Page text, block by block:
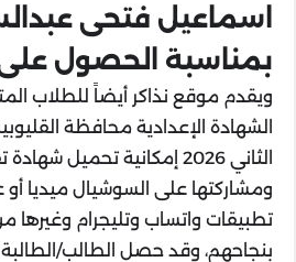
اسماعيل فتحى
بمناسبة الحصول على
ويقدم موقع نذاكر أيضاً للطلاب
الشهادة الإعدادية محافظة
الثاني 2026 إمكانية تحميل
ومشاركتها على السوشيال ميديا أو
تطبيقات واتساب وتليجرام وغيرها
بنجاحهم، وقد حصل الطالب/الطالبة